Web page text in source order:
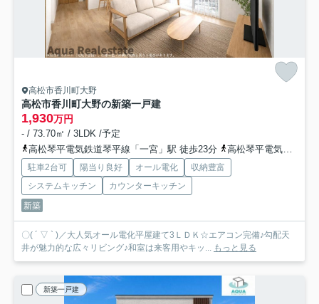
高松市香川町大野
高松市香川町大野の新築一戸建
1,930万円
- / 73.70㎡ / 3LDK /予定
高松琴平電気鉄道琴平線「一宮」駅 徒歩23分
高松琴平電気鉄道琴平線「空港通り」駅 徒歩32分
駐車2台可 陽当り良好 オール電化
収納豊富
システムキッチン
カウンターキッチン
新築
〇( ´ ▽ ` )／大人気オール電化平屋建て3ＬＤＫ☆エアコン完備♪勾配天
井が魅力的な広々リビング♪和室は来客用やキッ... もっと見る
新築一戸建